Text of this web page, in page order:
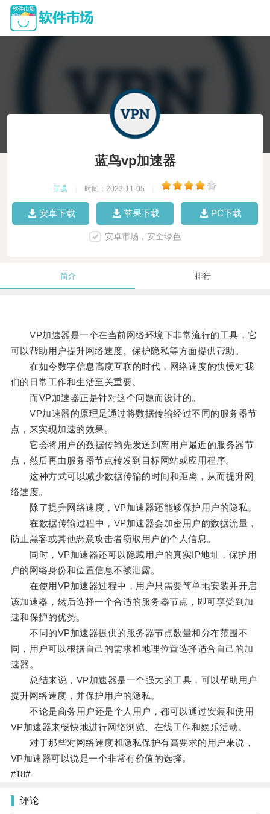
蓝鸟vp加速器
工具 时间：2023-11-05
安卓下载 苹果下载 PC下载
安卓市场，安全绿色
简介 排行
VP加速器是一个在当前网络环境下非常流行的工具，它
可以帮助用户提升网络速度、保护隐私等方面提供帮助。
在如今数字信息高度互联的时代，网络速度的快慢对我
们的日常工作和生活至关重要。
而VP加速器正是针对这个问题而设计的。
VP加速器的原理是通过将数据传输经过不同的服务器节
点，来实现加速的效果。
它会将用户的数据传输先发送到离用户最近的服务器节
点，然后再由服务器节点转发到目标网站或应用程序。
这种方式可以减少数据传输的时间和距离，从而提升网
络速度。
除了提升网络速度，VP加速器还能够保护用户的隐私。
在数据传输过程中，VP加速器会加密用户的数据流量，
防止黑客或其他恶意攻击者窃取用户的个人信息。
同时，VP加速器还可以隐藏用户的真实IP地址，保护用
户的网络身份和位置信息不被泄露。
在使用VP加速器过程中，用户只需要简单地安装并开启
该加速器，然后选择一个合适的服务器节点，即可享受到加
速和保护的优势。
不同的VP加速器提供的服务器节点数量和分布范围不
同，用户可以根据自己的需求和地理位置选择适合自己的加
速器。
总结来说，VP加速器是一个强大的工具，可以帮助用户
提升网络速度，并保护用户的隐私。
不论是商务用户还是个人用户，都可以通过安装和使用
VP加速器来畅快地进行网络浏览、在线工作和娱乐活动。
对于那些对网络速度和隐私保护有高要求的用户来说，
VP加速器可以说是一个非常有价值的选择。
#18#
评论